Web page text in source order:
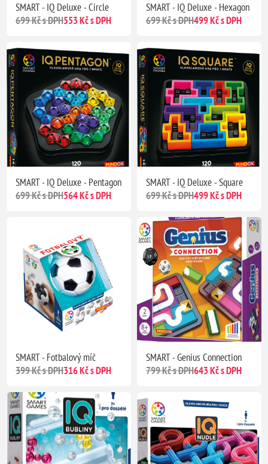
SMART - IQ Deluxe - Circle
699 Kč s DPH553 Kč s DPH
SMART - IQ Deluxe - Hexagon
699 Kč s DPH499 Kč s DPH
SMART - IQ Deluxe - Pentagon
699 Kč s DPH564 Kč s DPH
SMART - IQ Deluxe - Square
699 Kč s DPH499 Kč s DPH
SMART - Fotbalový míč
399 Kč s DPH316 Kč s DPH
SMART - Genius Connection
799 Kč s DPH643 Kč s DPH